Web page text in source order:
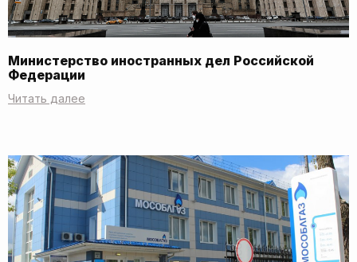
Министерство иностранных дел Российской
Федерации
Читать далее